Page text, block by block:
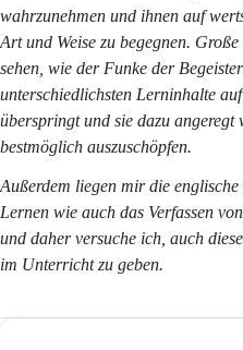
wahrzunehmen und ihnen auf
Art und Weise zu begegnen.
sehen, wie der Funke der
unterschiedlichsten Lerninhalte
überspringt und sie dazu
bestmöglich auszuschöpfen.
Außerdem liegen mir die
Lernen wie auch das Verfassen
und daher versuche ich, auch
im Unterricht zu geben.